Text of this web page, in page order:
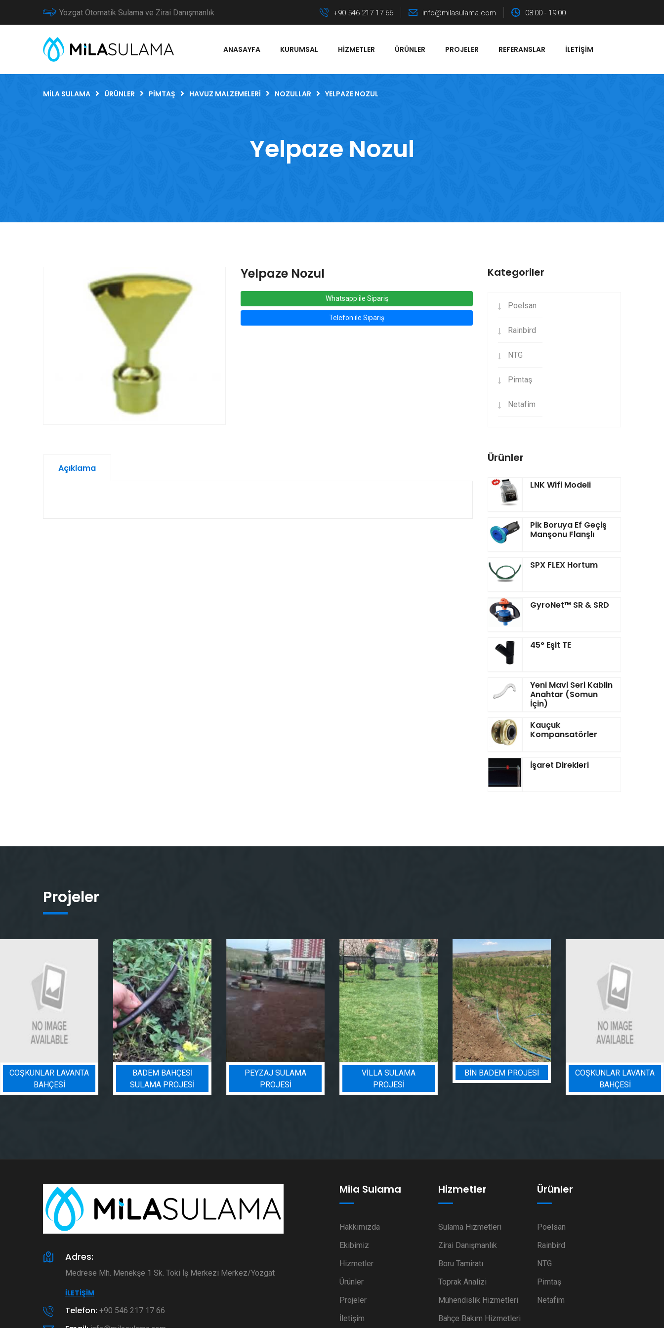
Yozgat Otomatik Sulama ve Zirai Danışmanlık +90 546 217 17 66 info@milasulama.com 08:00 - 19:00
ANASAYFA KURUMSAL HIZMETLER ÜRÜNLER PROJELER REFERANSLAR İLETIŞIM
MILA SULAMA ÜRÜNLER PIMTAŞ HAVUZ MALZEMELERI NOZULLAR YELPAZE NOZUL
Yelpaze Nozul
Yelpaze Nozul
Whatsapp ile Sipariş
Telefon ile Sipariş
Açıklama
Kategoriler
Poelsan
Rainbird
NTG
Pimtaş
Netafim
Ürünler
LNK Wifi Modeli
Pik Boruya Ef Geçiş
Manşonu Flanşlı
SPX FLEX Hortum
GyroNet™ SR & SRD
45° Eşit TE
Yeni Mavi Seri Kablin
Anahtar (Somun
İçin)
Kauçuk
Kompansatörler
İşaret Direkleri
Projeler
BADEM BAHÇESI
SULAMA PROJESI
PEYZAJ SULAMA
PROJESI
VILLA SULAMA
PROJESI
BIN BADEM PROJESI
COŞKUNLAR LAVANTA
BAHÇESİ
BADEM BAHÇESI
SULAMA PROJESI
Adres:
Medrese Mh. Menekşe 1 Sk. Toki İş Merkezi Merkez/Yozgat
İLETIŞIM
Telefon: +90 546 217 17 66
Mila Sulama
Hakkımızda
Ekibimiz
Hizmetler
Ürünler
Projeler
İletişim
Hizmetler
Sulama Hizmetleri
Zirai Danışmanlık
Boru Tamiratı
Toprak Analizi
Mühendislik Hizmetleri
Bahçe Bakım Hizmetleri
Ürünler
Poelsan
Rainbird
NTG
Pimtaş
Netafim